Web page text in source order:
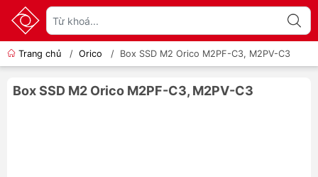
Trang chủ / Orico / Box SSD M2 Orico M2PF-C3, M2PV-C3
Box SSD M2 Orico M2PF-C3, M2PV-C3